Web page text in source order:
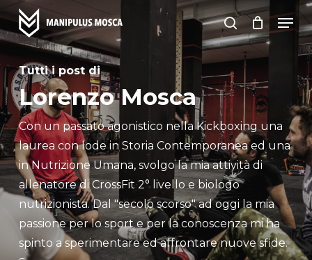
Skip
to
main
content
search
Tutti i post di
Lorenzo Mosca
Con un passato agonistico nella Kickboxing una
laurea con lode in Storia Contemporanea ed una
in Nutrizione Umana, svolgo la mia attività di
allenatore di CrossFit 2° livello e biologo
nutrizionista. Dal "secolo scorso" ad oggi la mia
passione per lo sport e per la conoscenza mi ha
spinto a sperimentare ed affrontare nuove sfide.